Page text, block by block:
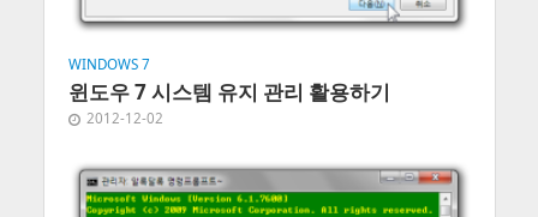
WINDOWS 7
윈도우 7 시스템 유지 관리 활용하기
2012-12-02